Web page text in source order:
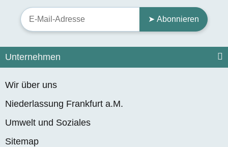
➤ Abonnieren
Unternehmen
Wir über uns
Niederlassung Frankfurt a.M.
Umwelt und Soziales
Sitemap